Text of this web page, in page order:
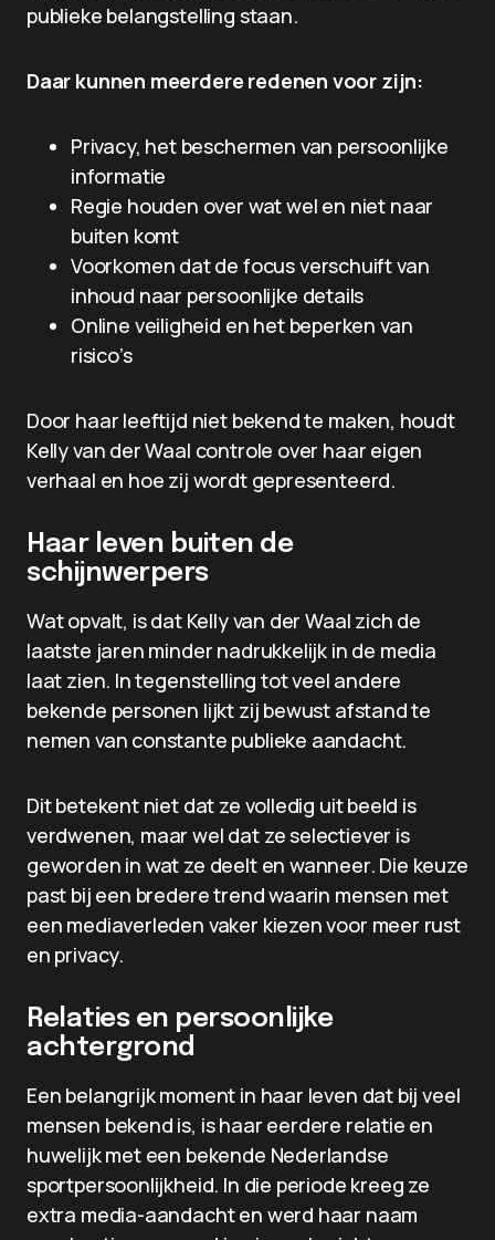
publieke belangstelling staan.
Daar kunnen meerdere redenen voor zijn:
Privacy, het beschermen van persoonlijke
informatie
Regie houden over wat wel en niet naar
buiten komt
Voorkomen dat de focus verschuift van
inhoud naar persoonlijke details
Online veiligheid en het beperken van
risico’s
Door haar leeftijd niet bekend te maken, houdt
Kelly van der Waal controle over haar eigen
verhaal en hoe zij wordt gepresenteerd.
Haar leven buiten de
schijnwerpers
Wat opvalt, is dat Kelly van der Waal zich de
laatste jaren minder nadrukkelijk in de media
laat zien. In tegenstelling tot veel andere
bekende personen lijkt zij bewust afstand te
nemen van constante publieke aandacht.
Dit betekent niet dat ze volledig uit beeld is
verdwenen, maar wel dat ze selectiever is
geworden in wat ze deelt en wanneer. Die keuze
past bij een bredere trend waarin mensen met
een mediaverleden vaker kiezen voor meer rust
en privacy.
Relaties en persoonlijke
achtergrond
Een belangrijk moment in haar leven dat bij veel
mensen bekend is, is haar eerdere relatie en
huwelijk met een bekende Nederlandse
sportpersoonlijkheid. In die periode kreeg ze
extra media-aandacht en werd haar naam